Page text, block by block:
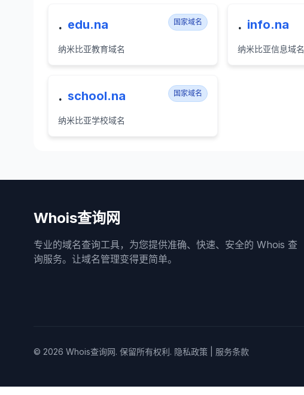
. edu.na 国家域名
纳米比亚教育域名
. info.na
纳米比亚信息域名
. school.na 国家域名
纳米比亚学校域名
Whois查询网
专业的域名查询工具，为您提供准确、快速、安全的 Whois 查
询服务。让域名管理变得更简单。
© 2026 Whois查询网. 保留所有权利. 隐私政策 服务条款